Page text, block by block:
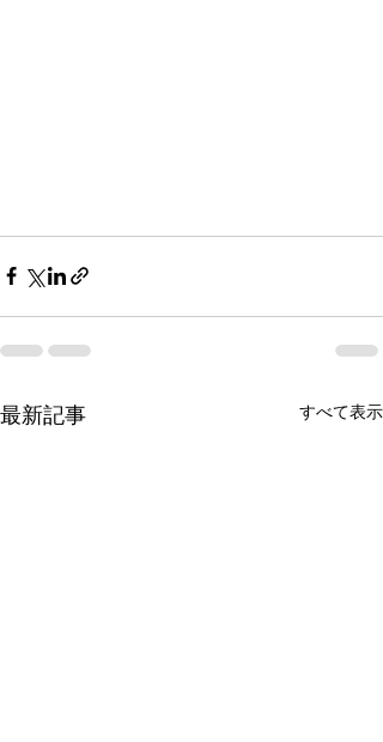
最新記事 すべて表示